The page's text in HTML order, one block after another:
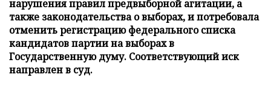
нарушения правил предвыборной агитации, а
также законодательства о выборах, и потребовала
отменить регистрацию федерального списка
кандидатов партии на выборах в
Государственную думу. Соответствующий иск
направлен в суд.